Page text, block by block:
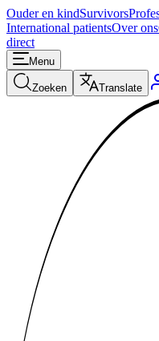
Ouder en kindSurvivors
International patientsOver ons
direct
Menu
Zoeken Translate